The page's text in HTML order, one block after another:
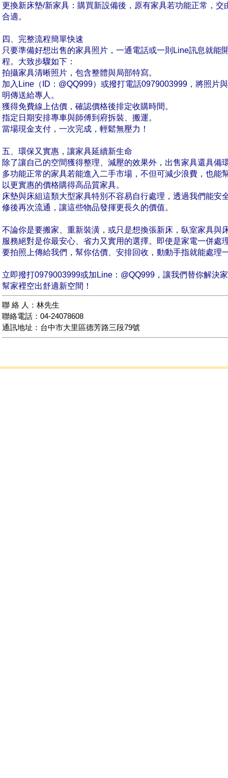
更換新床墊/新家具：購買新設備後，原有家具若功能正常，交
合適。
四、完整流程簡單快速
只要準備好想出售的家具照片，一通電話或一則Line訊息就能
程。大致步驟如下：
拍攝家具清晰照片，包含整體與局部特寫。
加入Line（ID：@QQ999）或撥打電話0979003999，將照片
明傳送給專人。
獲得免費線上估價，確認價格後排定收購時間。
指定日期安排專車與師傅到府拆裝、搬運。
當場現金支付，一次完成，輕鬆無壓力！
五、環保又實惠，讓家具延續新生命
除了讓自己的空間獲得整理、減壓的效果外，出售家具還具備
多功能正常的家具若能進入二手市場，不但可減少浪費，也能
以更實惠的價格購得高品質家具。
床墊與床組這類大型家具特別不容易自行處理，透過我們能安
修後再次流通，讓這些物品發揮更長久的價值。
不論你是要搬家、重新裝潢，或只是想換張新床，臥室家具與
服務絕對是你最安心、省力又實用的選擇。即使是家電一併處
要拍照上傳給我們，幫你估價、安排回收，動動手指就能處理
立即撥打0979003999或加Line：@QQ999，讓我們替你解決
幫家裡空出舒適新空間！
聯 絡 人：林先生
聯絡電話：04-24078608
通訊地址：台中市大里區德芳路三段79號